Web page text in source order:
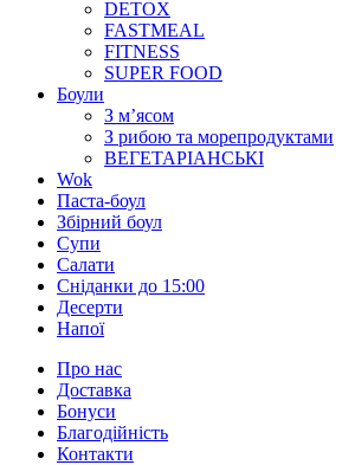
DETOX
FASTMEAL
FITNESS
SUPER FOOD
Боули
З м’ясом
З рибою та морепродуктами
ВЕГЕТАРІАНСЬКІ
Wok
Паста-боул
Збірний боул
Супи
Салати
Сніданки до 15:00
Десерти
Напої
Про нас
Доставка
Бонуси
Благодійність
Контакти